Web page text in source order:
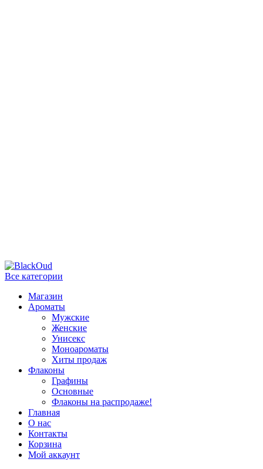
Все категории
Магазин
Ароматы
Мужские
Женские
Унисекс
Моноароматы
Хиты продаж
Флаконы
Графины
Основные
Флаконы на распродаже!
Главная
О нас
Контакты
Корзина
Мой аккаунт